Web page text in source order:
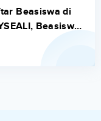
Beasiswa di
Beasiswa